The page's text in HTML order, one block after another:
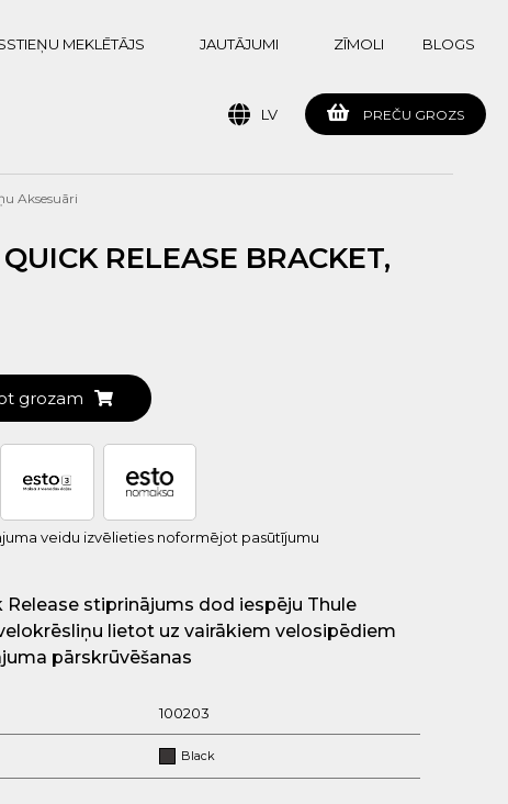
MEKLĒTĀJS JAUTĀJUMI ZĪMOLI BLOGS
PREČU GROZS
LV
Aksesuāri
RELEASE BRACKET,
grozam
veidu izvēlieties noformējot pasūtījumu
Release stiprinājums dod iespēju Thule
lietot uz vairākiem velosipēdiem
pārskrūvēšanas
100203
Black